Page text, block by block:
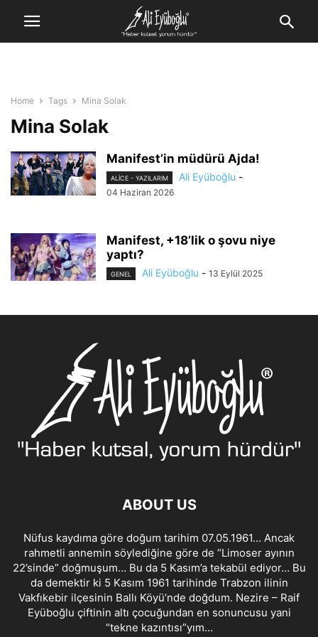
Home Tags Mina Solak
Mina Solak
Manifest’in müdürü Ajda!
ALİCE - YAZILARIM Ali Eyüboğlu -
04 Haziran 2026
Manifest, +18’lik o şovu niye
yaptı?
GENEL Ali Eyüboğlu - 13 Eylül 2025
ABOUT US
Nüfus kaydıma göre doğum tarihim 07.05.1961… Ancak
rahmetli annemin söylediğine göre de “Limoser ayının
22’sinde” doğmuşum… Bu da 5 Kasım’a tekabül ediyor… Bu
da demektir ki 5 Kasım 1961 tarihinde Trabzon ilinin
Vakfıkebir ilçesinin Ballı Köyü’nde doğdum. Nezire – Raif
Eyüboğlu çiftinin altı çocuğundan en sonuncusu yani
“tekne kazıntısı”yım…